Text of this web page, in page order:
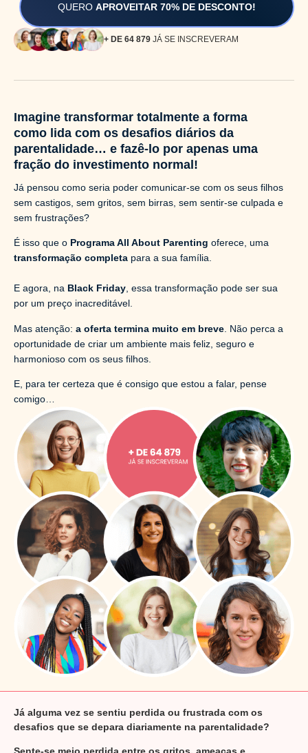
QUERO APROVEITAR 70% DE DESCONTO!
+ DE 64 879 JÁ SE INSCREVERAM
Imagine transformar totalmente a forma
como lida com os desafios diários da
parentalidade… e fazê-lo por apenas uma
fração do investimento normal!
Já pensou como seria poder comunicar-se com os seus filhos
sem castigos, sem gritos, sem birras, sem sentir-se culpada e
sem frustrações?
É isso que o Programa All About Parenting oferece, uma
transformação completa para a sua família.
E agora, na Black Friday, essa transformação pode ser sua
por um preço inacreditável.
Mas atenção: a oferta termina muito em breve . Não perca a
oportunidade de criar um ambiente mais feliz, seguro e
harmonioso com os seus filhos.
E, para ter certeza que é consigo que estou a falar, pense
comigo…
Já alguma vez se sentiu perdida ou frustrada com os
desafios que se depara diariamente na parentalidade?